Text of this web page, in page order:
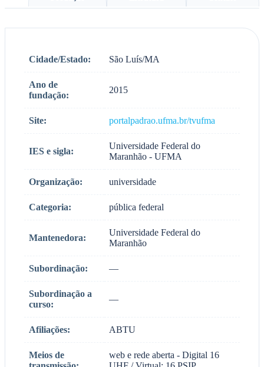
Cidade/Estado: São Luís/MA
Ano de
fundação:
2015
Site: portalpadrao.ufma.br/tvufma
IES e sigla:
Universidade Federal do
Maranhão - UFMA
Organização: universidade
Categoria: pública federal
Mantenedora:
Universidade Federal do
Maranhão
Subordinação: —
Subordinação a
curso:
—
Afiliações: ABTU
Meios de
web e rede aberta - Digital 16